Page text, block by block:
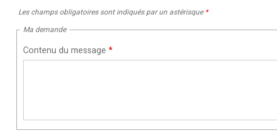
Les champs obligatoires sont indiqués par un astérisque *
Ma demande
Contenu du message *